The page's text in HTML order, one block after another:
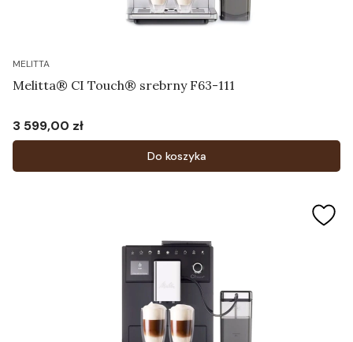
MELITTA
Melitta® CI Touch® srebrny F63-111
Cena
3 599,00 zł
Do koszyka